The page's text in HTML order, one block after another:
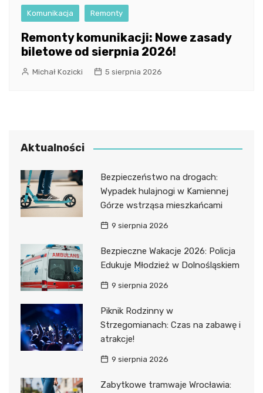
Komunikacja Remonty
Remonty komunikacji: Nowe zasady
biletowe od sierpnia 2026!
Michał Kozicki 5 sierpnia 2026
Aktualności
Bezpieczeństwo na drogach:
Wypadek hulajnogi w Kamiennej
Górze wstrząsa mieszkańcami
9 sierpnia 2026
Bezpieczne Wakacje 2026: Policja
Edukuje Młodzież w Dolnośląskiem
9 sierpnia 2026
Piknik Rodzinny w
Strzegomianach: Czas na zabawę i
atrakcje!
9 sierpnia 2026
Zabytkowe tramwaje Wrocławia: